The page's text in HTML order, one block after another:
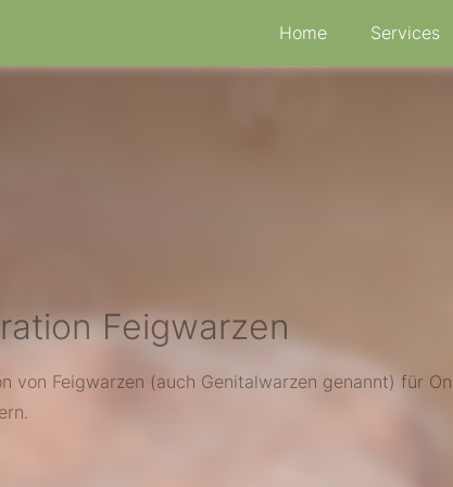
Home Services
Feigwarzen
von Feigwarzen (auch Genitalwarzen genannt) für